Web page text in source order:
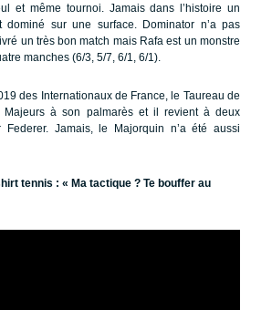
et même tournoi. Jamais dans l’histoire un
dominé sur une surface. Dominator n’a pas
un très bon match mais Rafa est un monstre
manches (6/3, 5/7, 6/1, 6/1).
des Internationaux de France, le Taureau de
Majeurs à son palmarès et il revient à deux
Federer. Jamais, le Majorquin n’a été aussi
tennis : « Ma tactique ? Te bouffer au